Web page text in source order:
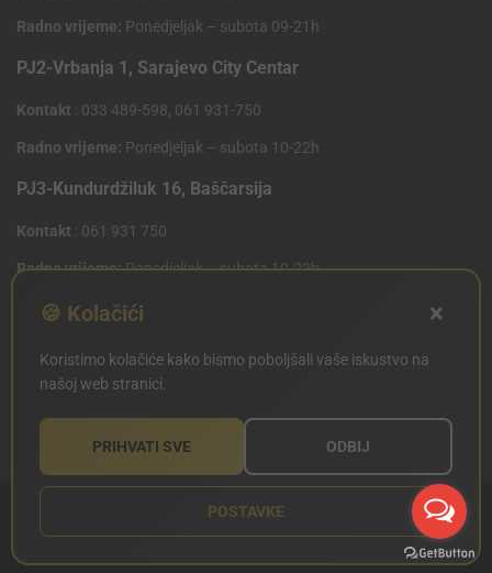
Radno vrijeme: Ponedjeljak – subota 09-21h
PJ2-Vrbanja 1, Sarajevo City Centar
Kontakt : 033 489-598, 061 931-750
Radno vrijeme: Ponedjeljak – subota 10-22h
PJ3-Kundurdžiluk 16, Baščarsija
Kontakt : 061 931 750
Radno vrijeme:Ponedjeljak – subota 10-22h
PJ4 West Gate,Mostarsko raskrsce 10 (Penny Plus
Kontakt : 061 931 750
Copyright © SILVERLAND 2020. Sva prava zadržana.
Created
by Articoolisan
🍪 Kolačići ×
Koristimo kolačiće kako bismo poboljšali vaše iskustvo na
našoj web stranici.
PRIHVATI SVE ODBIJ
POSTAVKE